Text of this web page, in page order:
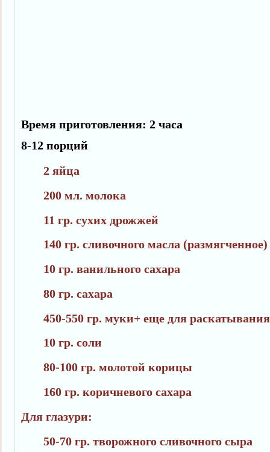
Время приготовления: 2 часа
8-12 порций
2 яйца
200 мл. молока
11 гр. сухих дрожжей
140 гр. сливочного масла (размягченное)
10 гр. ванильного сахара
80 гр. сахара
450-550 гр. муки+ еще для раскатывания
10 гр. соли
80-100 гр. молотой корицы
160 гр. коричневого сахара
Для глазури:
50-70 гр. творожного сливочного сыра